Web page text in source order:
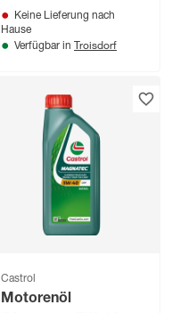
Keine Lieferung nach
Hause
Verfügbar in Troisdorf
Castrol
Motorenöl